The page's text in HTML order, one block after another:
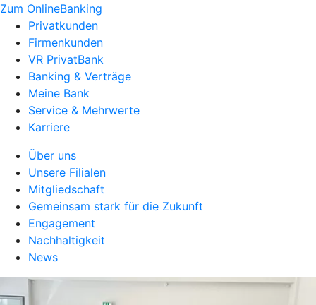
Zum OnlineBanking
Privatkunden
Firmenkunden
VR PrivatBank
Banking & Verträge
Meine Bank
Service & Mehrwerte
Karriere
Über uns
Unsere Filialen
Mitgliedschaft
Gemeinsam stark für die Zukunft
Engagement
Nachhaltigkeit
News